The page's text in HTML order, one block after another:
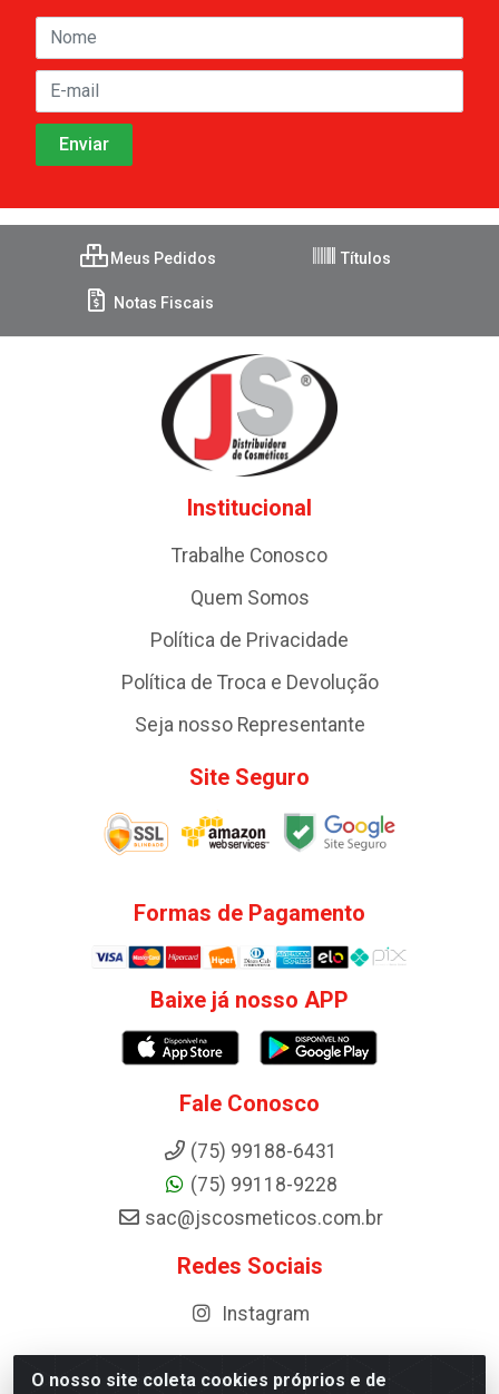
O nosso site coleta cookies próprios e de
Meus Pedidos Títulos
Notas Fiscais
Institucional
Trabalhe Conosco
Quem Somos
Política de Privacidade
Política de Troca e Devolução
Seja nosso Representante
Site Seguro
Formas de Pagamento
Baixe já nosso APP
Fale Conosco
(75) 99188-6431
(75) 99118-9228
sac@jscosmeticos.com.br
Redes Sociais
Instagram